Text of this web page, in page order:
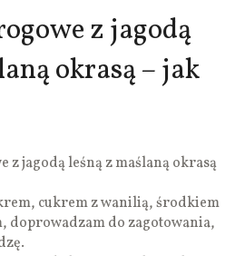
z jagodą
okrasą – jak
cukrem z wanilią, środkiem
doprowadzam do zagotowania,